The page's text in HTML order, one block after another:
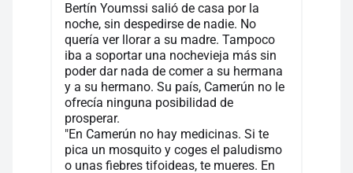
Bertín Youmssi salió de casa por la
noche, sin despedirse de nadie. No
quería ver llorar a su madre. Tampoco
iba a soportar una nochevieja más sin
poder dar nada de comer a su hermana
y a su hermano. Su país, Camerún no le
ofrecía ninguna posibilidad de
prosperar.
"En Camerún no hay medicinas. Si te
pica un mosquito y coges el paludismo
o unas fiebres tifoideas, te mueres. En